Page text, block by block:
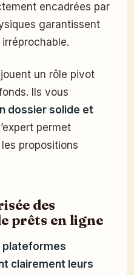
encadrées par
garantissent
un rôle pivot
Ils vous
dossier solide et
permet
propositions
des
prêts en ligne
plateformes
clairement leurs